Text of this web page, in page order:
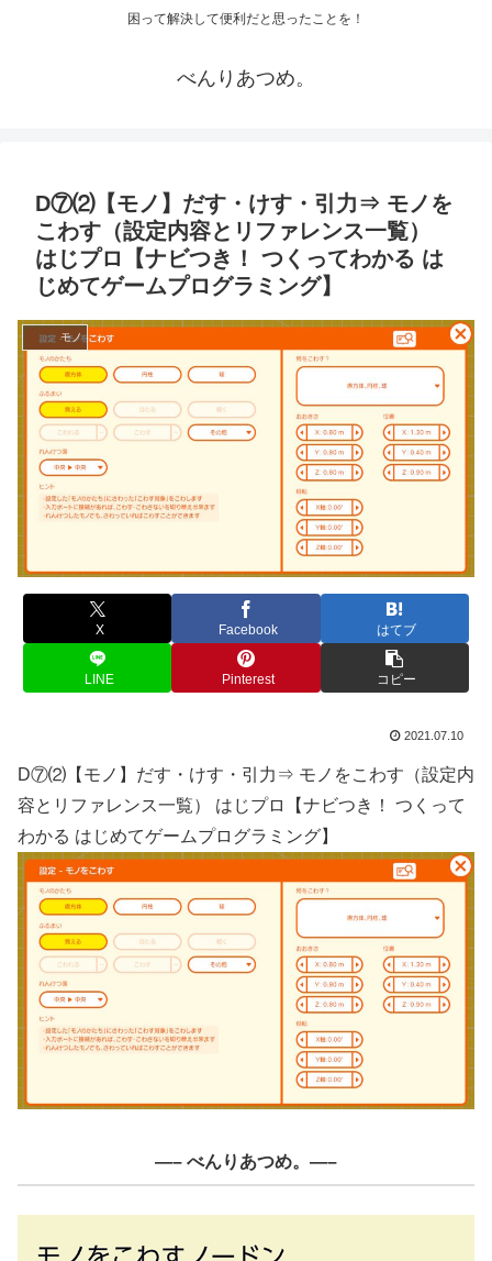
困って解決して便利だと思ったことを！
べんりあつめ。
D⑦⑵【モノ】だす・けす・引力⇒ モノを
こわす（設定内容とリファレンス一覧）
はじプロ【ナビつき！ つくってわかる は
じめてゲームプログラミング】
モノ
X Facebook はてブ
LINE Pinterest コピー
2021.07.10
D⑦⑵【モノ】だす・けす・引力⇒ モノをこわす（設定内
容とリファレンス一覧） はじプロ【ナビつき！ つくって
わかる はじめてゲームプログラミング】
—– べんりあつめ。—–